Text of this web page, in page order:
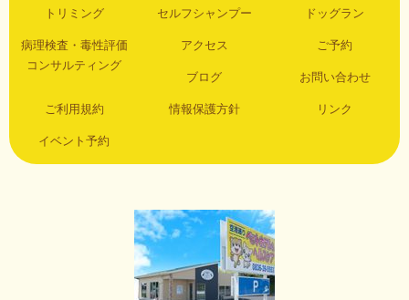
トリミング セルフシャンプー ドッグラン
病理検査・毒性評価
コンサルティング
アクセス ご予約
ブログ お問い合わせ
ご利用規約 情報保護方針 リンク
イベント予約